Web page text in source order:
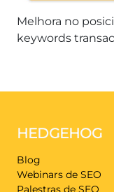
Melhora no
keywords
HEDGEHOG
Blog
Webinars de SEO
Palestras de SEO